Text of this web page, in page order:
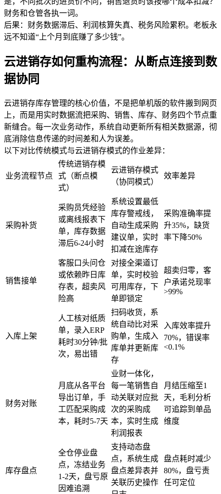
财务和仓管各执一词。
后果：财务数据滞后、利润核算失真、税务风险累积。老板永
远不知道“上个月到底赚了多少钱”。
云进销存如何重构流程：从断点连接到数
据协同
云进销存库存管理的核心价值，不是把单机版的软件搬到网页
上，而是用实时数据流把采购、销售、库存、财务四个节点重
新缝合。每一次业务动作，系统自动更新所有相关数据源，彻
底消除信息传递的时间差和人为误差。
以下对比传统模式与云进销存模式的作业差异：
业务流程节点
传统进销存模
式（断点模
式）
云进销存模式
（协同模式）
效率差异
采购补货
采购员凭经验
或离线报表下
单，库存数据
滞后6-24小时
系统设置最低
库存警戒线，
自动生成采购
建议单，实时
扣减在途库存
采购准确率提
升35%，缺货
率下降50%
销售接单
客服口头问仓
或依赖昨日库
存表，超卖风
险高
对接全渠道订
单，实时校验
可用库存，下
单即锁定
超卖归零，客
户承诺兑现率
>99%
入库上架
人工核对纸质
单，录入ERP
耗时30分钟/批
次，易出错
扫码收货，系
统自动比对采
购单，生成入
库单并更新库
存
入库效率提升
70%，错误率
<0.1%
财务对账
月底从各平台
导出订单，手
工匹配采购成
本，耗时5-7天
业财一体化，
每一笔销售自
动关联对应批
次的采购成
本，实时生成
利润报表
月结压缩至1
天，毛利分析
可追踪到单品
维度
库存盘点
全仓停业盘
点，冻结业务
1-2天，盘亏原
因难追溯
支持动态盘
点，系统生成
盘点差异表并
关联历史操作
盘点耗时减少
80%，盘亏责
任可定位